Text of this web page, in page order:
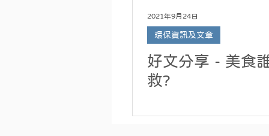
2021年9月24日
環保資訊及文章
好文分享 - 美食
救?